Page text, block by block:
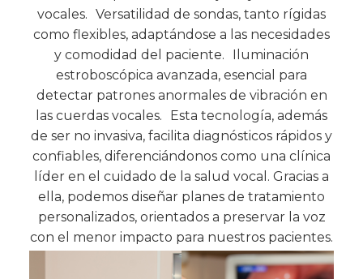
vocales. Versatilidad de sondas, tanto rígidas
como flexibles, adaptándose a las necesidades
y comodidad del paciente. Iluminación
estroboscópica avanzada, esencial para
detectar patrones anormales de vibración en
las cuerdas vocales. Esta tecnología, además
de ser no invasiva, facilita diagnósticos rápidos y
confiables, diferenciándonos como una clínica
líder en el cuidado de la salud vocal. Gracias a
ella, podemos diseñar planes de tratamiento
personalizados, orientados a preservar la voz
con el menor impacto para nuestros pacientes.